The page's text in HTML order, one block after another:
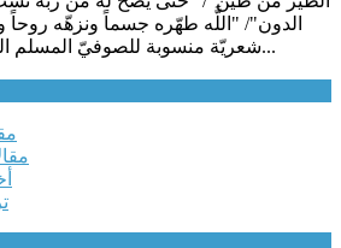
الدون‏"/ "اللَّه طهّره جسماً ونزهّه‏ روحاً
شعريّة منسوبة للصوفيّ المسلم الشهير محيى الدين بن عر...